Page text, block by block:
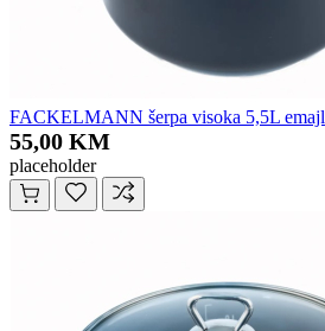
FACKELMANN šerpa visoka 5,5L emajl
55,00 KM
placeholder